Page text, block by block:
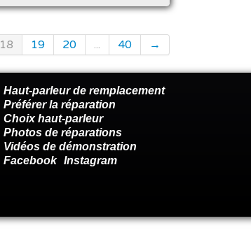
18 19 20 ... 40 →
Haut-parleur de remplacement
Préférer la réparation
Choix haut-parleur
Photos de réparations
Vidéos de démonstration
Facebook Instagram